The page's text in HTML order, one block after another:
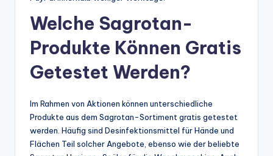
Welche Sagrotan-
Produkte Können Gratis
Getestet Werden?
Im Rahmen von Aktionen können unterschiedliche
Produkte aus dem Sagrotan-Sortiment gratis getestet
werden. Häufig sind Desinfektionsmittel für Hände und
Flächen Teil solcher Angebote, ebenso wie der beliebte